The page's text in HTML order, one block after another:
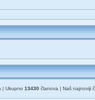
| Ukupno 13430 članova | Naš najnoviji